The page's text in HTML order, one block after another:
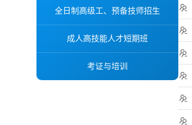
全日制高级工、预备技师招生
成人高技能人才短期班
考证与培训